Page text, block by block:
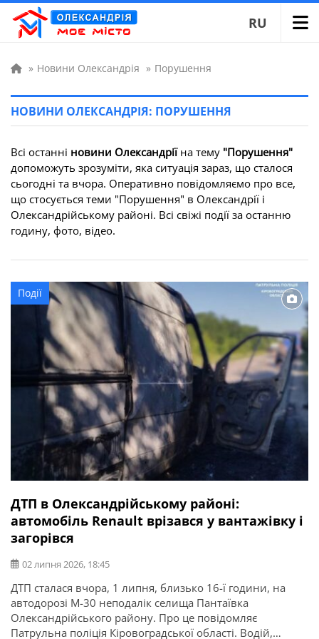
RU
» Новини Олександрія » Порушення
НОВИНИ ОЛЕКСАНДРІЯ: ПОРУШЕННЯ
Всі останні новини Олександріїна тему "Порушення"
допоможуть зрозуміти, яка ситуація зараз, що сталося
сьогодні та вчора. Оперативно повідомляємо про все,
що стосується теми "Порушення" в Олександрії і
Олександрійському районі. Всі свіжі події за останню
годину, фото, відео.
Події
ДТП в Олександрійському районі:
автомобіль Renault врізався у вантажівку і
загорівся
02 липня 2026, 18:45
ДТП сталася вчора, 1 липня, близько 16-ї години, на
автодорозі М-30 неподалік селища Пантаївка
Олександрійського району. Про це повідомляє
Патрульна поліція Кіровоградської області. Водій,